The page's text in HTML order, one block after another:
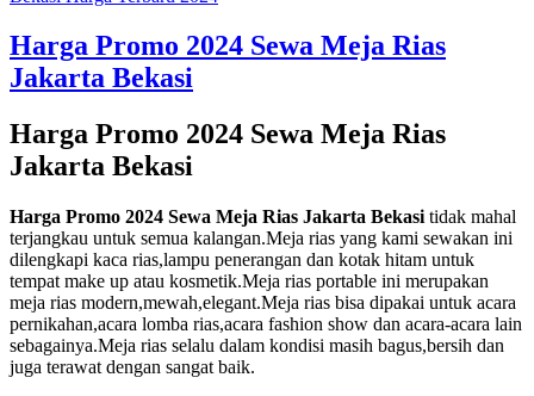
Harga Promo 2024 Sewa Meja Rias
Jakarta Bekasi
Harga Promo 2024 Sewa Meja Rias
Jakarta Bekasi
Harga Promo 2024 Sewa Meja Rias Jakarta Bekasi tidak mahal
terjangkau untuk semua kalangan.Meja rias yang kami sewakan ini
dilengkapi kaca rias,lampu penerangan dan kotak hitam untuk
tempat make up atau kosmetik.Meja rias portable ini merupakan
meja rias modern,mewah,elegant.Meja rias bisa dipakai untuk acara
pernikahan,acara lomba rias,acara fashion show dan acara-acara lain
sebagainya.Meja rias selalu dalam kondisi masih bagus,bersih dan
juga terawat dengan sangat baik.